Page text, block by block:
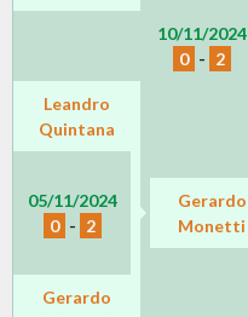
10/11/2024
0 - 2
Leandro
Quintana
05/11/2024
0 - 2
Gerardo
Monetti
Gerardo